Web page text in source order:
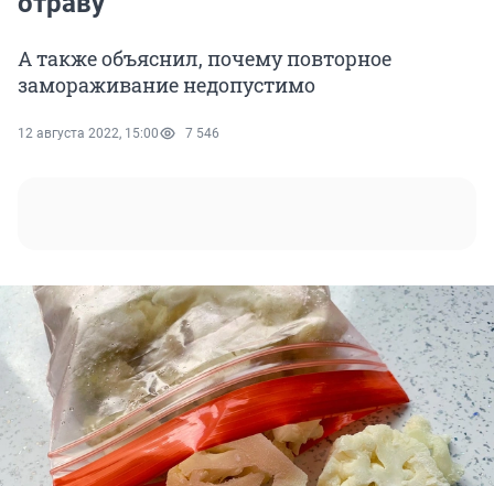
А также объяснил, почему повторное
замораживание недопустимо
12 августа 2022, 15:00 7 546